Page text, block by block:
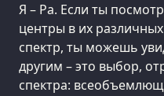
Я – Ра. Если ты
центры в их
спектр, ты можешь
другим – это выбор,
спектра: